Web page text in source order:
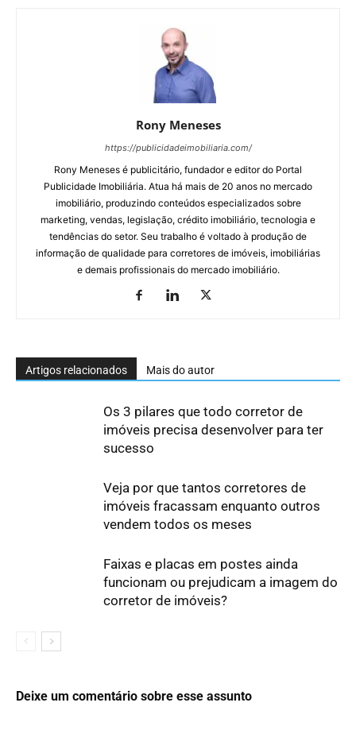
Rony Meneses
https://publicidadeimobiliaria.com/
Rony Meneses é publicitário, fundador e editor do Portal
Publicidade Imobiliária. Atua há mais de 20 anos no mercado
imobiliário, produzindo conteúdos especializados sobre
marketing, vendas, legislação, crédito imobiliário, tecnologia e
tendências do setor. Seu trabalho é voltado à produção de
informação de qualidade para corretores de imóveis, imobiliárias
e demais profissionais do mercado imobiliário.
Artigos relacionados Mais do autor
Os 3 pilares que todo corretor de
imóveis precisa desenvolver para ter
sucesso
Veja por que tantos corretores de
imóveis fracassam enquanto outros
vendem todos os meses
Faixas e placas em postes ainda
funcionam ou prejudicam a imagem do
corretor de imóveis?
Deixe um comentário sobre esse assunto